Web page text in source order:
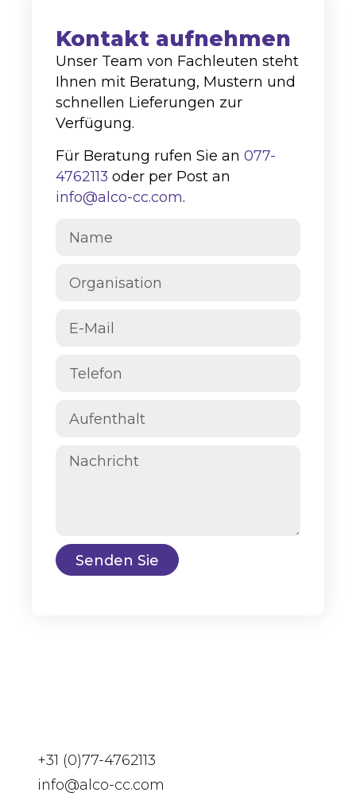
Kontakt aufnehmen
Unser Team von Fachleuten steht
Ihnen mit Beratung, Mustern und
schnellen Lieferungen zur
Verfügung.
Für Beratung rufen Sie an 077-
4762113 oder per Post an
info@alco-cc.com.
Senden Sie
+31 (0)77-4762113
info@alco-cc.com